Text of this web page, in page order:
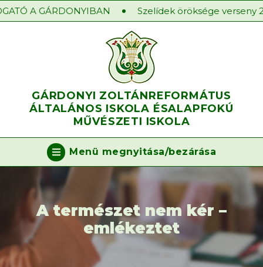
A GÁRDONYIBAN Szelídek öröksége verseny
GÁRDONYI ZOLTÁNREFORMÁTUS
ÁLTALÁNOS ISKOLA ÉSALAPFOKÚ
MŰVÉSZETI ISKOLA
Menü megnyitása/bezárása
A természet nem kér –
emlékeztet